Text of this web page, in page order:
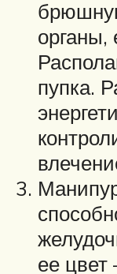
пупка.
ее